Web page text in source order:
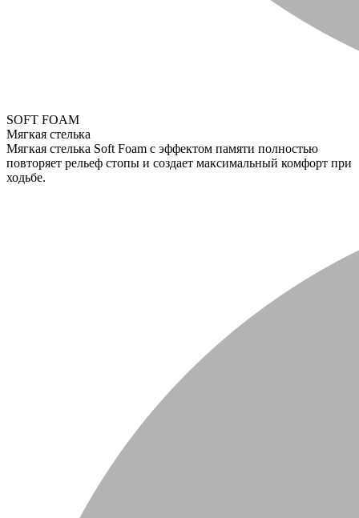
SOFT FOAM
Мягкая стелька
Мягкая стелька Soft Foam с эффектом памяти полностью
повторяет рельеф стопы и создает максимальный комфорт при
ходьбе.